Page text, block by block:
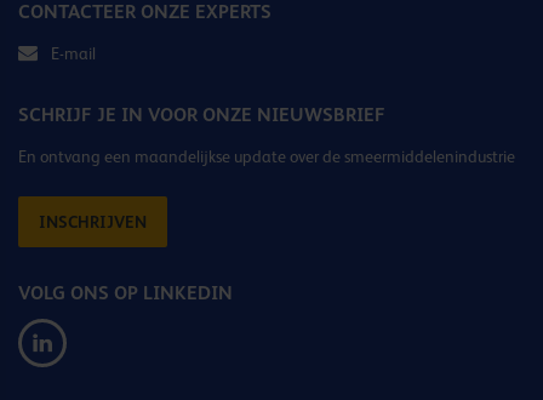
CONTACTEER ONZE EXPERTS
E-mail
SCHRIJF JE IN VOOR ONZE NIEUWSBRIEF
En ontvang een maandelijkse update over de smeermiddelenindustrie
INSCHRIJVEN
VOLG ONS OP LINKEDIN